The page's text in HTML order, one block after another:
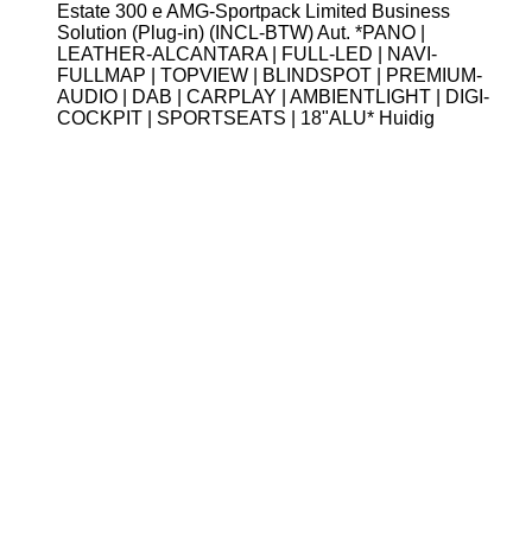
Estate 300 e AMG-Sportpack Limited Business
Solution (Plug-in) (INCL-BTW) Aut. *PANO |
LEATHER-ALCANTARA | FULL-LED | NAVI-
FULLMAP | TOPVIEW | BLINDSPOT | PREMIUM-
AUDIO | DAB | CARPLAY | AMBIENTLIGHT | DIGI-
COCKPIT | SPORTSEATS | 18"ALU* Huidig